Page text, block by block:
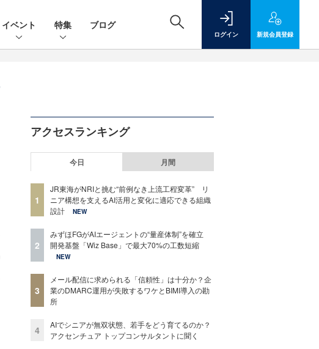
イベント 特集 ブログ
ログイン 新規会員登録
アクセスランキング
今日 月間
1
JR東海がNRIと挑む“前例なき上流工程変革” リ
ニア構想を支えるAI活用と変化に適応できる組織
設計
NEW
2
みずほFGがAIエージェントの“量産体制”を確立
開発基盤「Wiz Base」で最大70%の工数短縮
NEW
3
メール配信に求められる「信頼性」は十分か？企
業のDMARC運用が失敗するワケとBIMI導入の勘
所
4
AIでシニアが無双状態、若手をどう育てるのか？
アクセンチュア トップコンサルタントに聞く